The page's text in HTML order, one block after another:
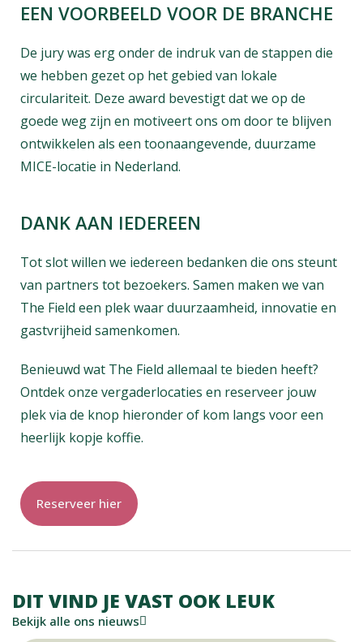
EEN VOORBEELD VOOR DE BRANCHE
De jury was erg onder de indruk van de stappen die
we hebben gezet op het gebied van lokale
circulariteit. Deze award bevestigt dat we op de
goede weg zijn en motiveert ons om door te blijven
ontwikkelen als een toonaangevende, duurzame
MICE-locatie in Nederland.
DANK AAN IEDEREEN
Tot slot willen we iedereen bedanken die ons steunt
van partners tot bezoekers. Samen maken we van
The Field een plek waar duurzaamheid, innovatie en
gastvrijheid samenkomen.
Benieuwd wat The Field allemaal te bieden heeft?
Ontdek onze vergaderlocaties en reserveer jouw
plek via de knop hieronder of kom langs voor een
heerlijk kopje koffie.
Reserveer hier
DIT VIND JE VAST OOK LEUK
Bekijk alle ons nieuws